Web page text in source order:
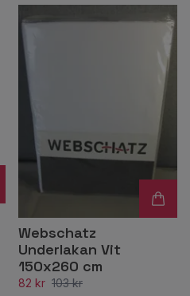
Webschatz
Underlakan Vit
150x260 cm
82 kr 103 kr